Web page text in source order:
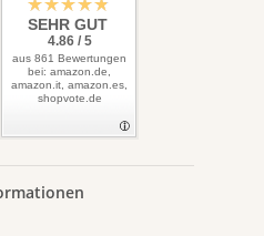
SEHR GUT
4.86 / 5
aus 861 Bewertungen
bei: amazon.de,
amazon.it, amazon.es,
shopvote.de